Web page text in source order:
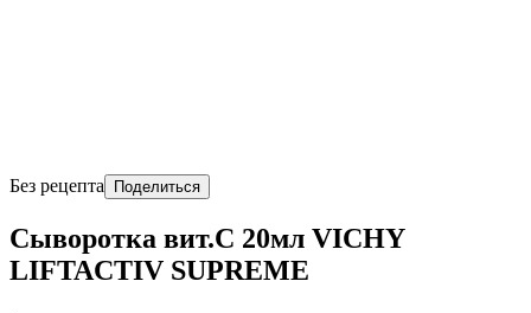
Без рецепта Поделиться
Сыворотка вит.С 20мл VICHY
LIFTACTIV SUPREME